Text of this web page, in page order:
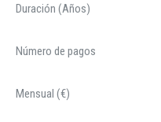
Duración (Años)
Número de pagos
Mensual (€)